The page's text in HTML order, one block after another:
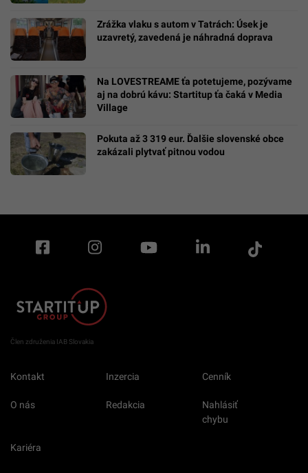
Zrážka vlaku s autom v Tatrách: Úsek je
uzavretý, zavedená je náhradná doprava
Na LOVESTREAME ťa potetujeme, pozývame
aj na dobrú kávu: Startitup ťa čaká v Media
Village
Pokuta až 3 319 eur. Ďalšie slovenské obce
zakázali plytvať pitnou vodou
Člen združenia IAB Slovakia
Kontakt Inzercia Cenník
O nás Redakcia
Nahlásiť
chybu
Kariéra